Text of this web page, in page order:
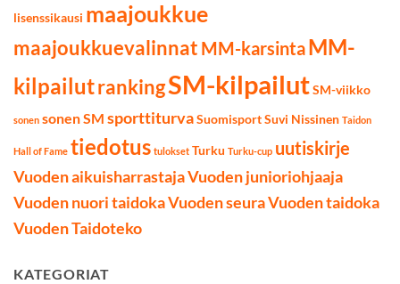
lisenssikausi maajoukkue
maajoukkuevalinnat MM-karsintaMM-
kilpailutrankingSM-kilpailutSM-viikko
sonen sonen SM sporttiturvaSuomisportSuvi Nissinen Taidon
Hall of Fame tiedotus tulokset Turku Turku-cup uutiskirje
Vuoden aikuisharrastajaVuoden junioriohjaaja
Vuoden nuori taidokaVuoden seuraVuoden taidoka
Vuoden Taidoteko
KATEGORIAT